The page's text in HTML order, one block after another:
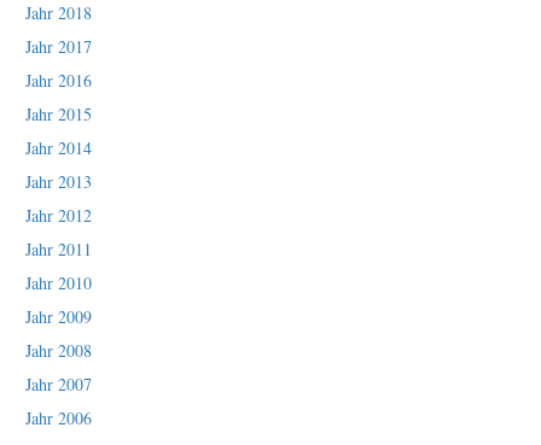
Jahr 2018
Jahr 2017
Jahr 2016
Jahr 2015
Jahr 2014
Jahr 2013
Jahr 2012
Jahr 2011
Jahr 2010
Jahr 2009
Jahr 2008
Jahr 2007
Jahr 2006